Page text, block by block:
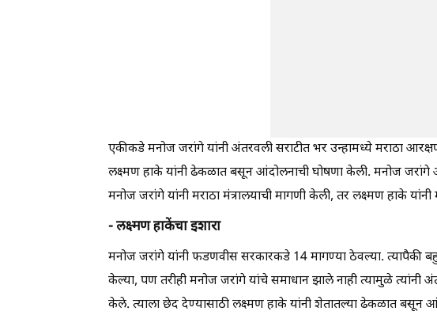
एकीकडे मनोज जरांगे यांनी अंतरवली सराटीत भर उन्हामध्ये मराठा
लक्ष्मण हाके यांनी ढेकळात बसून आंदोलनाची घोषणा केली. मनोज जरांगे
मनोज जरांगे यांनी मराठा मंत्रालयाची मागणी केली, तर लक्ष्मण हाके
- लक्ष्मण हाकेंचा इशारा
मनोज जरांगे यांनी फडणवीस सरकारकडे 14 मागण्या ठेवल्या. त्यापैकी
केल्या, पण तरीही मनोज जरांगे यांचे समाधान झाले नाही त्यामुळे
केले. त्याला छेद देण्यासाठी लक्ष्मण हाके यांनी शेतातल्या ढेकळात बसून